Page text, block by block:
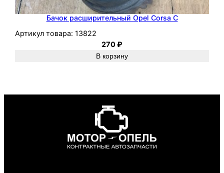
Бачок расширительный Opel Corsa C
Артикул товара: 13822
270₽
В корзину